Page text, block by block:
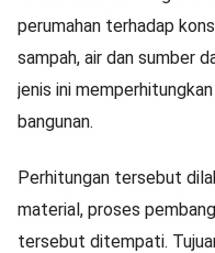
perumahan terhadap
sampah, air dan sumber
jenis ini
bangunan.
Perhitungan tersebut
material, proses
tersebut ditempati.